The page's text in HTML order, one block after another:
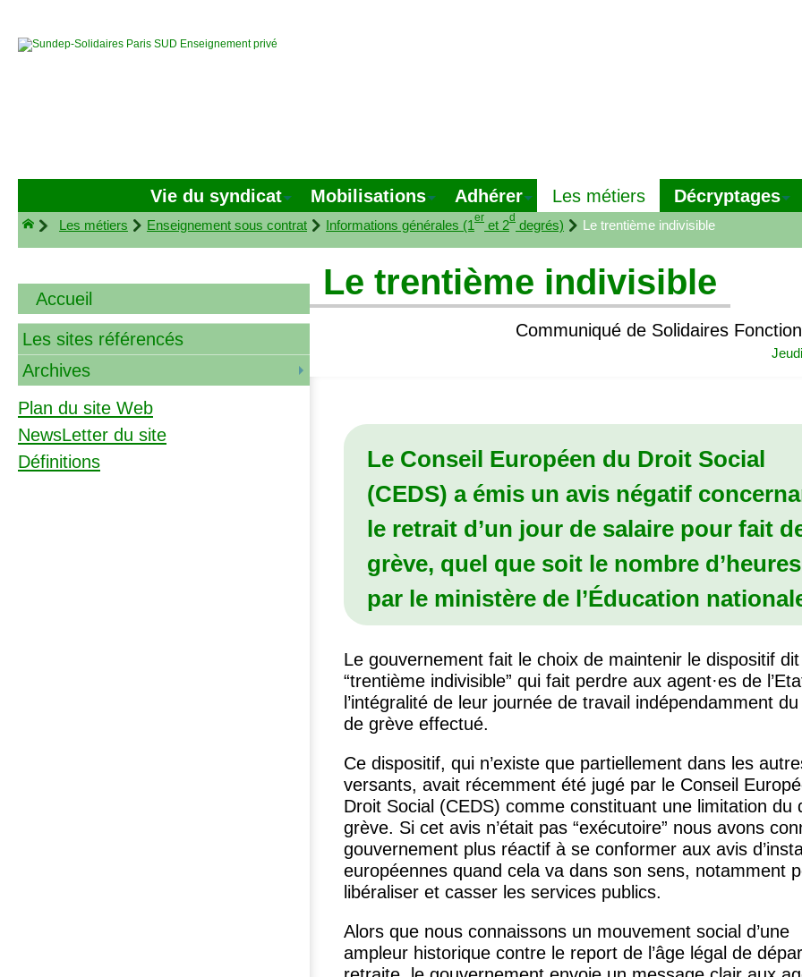
Vie du syndicat Mobilisations Adhérer Les métiers Décryptages
Les métiers Enseignement sous contrat Informations générales (1
er
et 2
d
degrés) Le trentième indivisible
Le trentième indivisible
Communiqué de Solidaires
Le Conseil Européen du Droit Social
(CEDS) a émis un avis négatif
le retrait d’un jour de salaire pour fait
grève, quel que soit le nombre
par le ministère de l’Éducation
Le gouvernement fait le choix de maintenir le dispositif
“trentième indivisible” qui fait perdre aux agent·es de
l’intégralité de leur journée de travail indépendamment
de grève effectué.
Ce dispositif, qui n’existe que partiellement dans les
versants, avait récemment été jugé par le Conseil
Droit Social (CEDS) comme constituant une limitation du
grève. Si cet avis n’était pas “exécutoire” nous avons
gouvernement plus réactif à se conformer aux avis
européennes quand cela va dans son sens, notamment
libéraliser et casser les services publics.
Alors que nous connaissons un mouvement social d’une
ampleur historique contre le report de l’âge légal de
Accueil
Les sites référencés
Archives
Plan du site Web
NewsLetter du site
Définitions